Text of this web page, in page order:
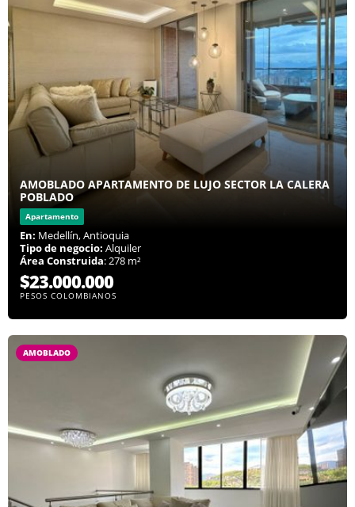
AMOBLADO APARTAMENTO DE LUJO SECTOR LA CALERA
POBLADO
Apartamento
En: Medellín, Antioquia
Tipo de negocio: Alquiler
Área Construida: 278 m²
$23.000.000
PESOS COLOMBIANOS
AMOBLADO